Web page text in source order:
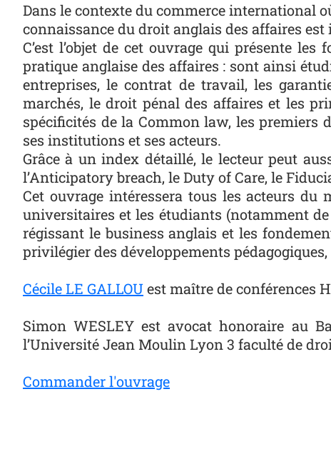
Dans le contexte du commerce international
connaissance du droit anglais des affaires
C’est l’objet de cet ouvrage qui présente
pratique anglaise des affaires : sont ainsi
entreprises, le contrat de travail, les
marchés, le droit pénal des affaires et les
spécificités de la Common law, les premiers
ses institutions et ses acteurs.
Grâce à un index détaillé, le lecteur peut
l’Anticipatory breach, le Duty of Care, le
Cet ouvrage intéressera tous les acteurs du
universitaires et les étudiants (notamment
régissant le business anglais et les
privilégier des développements
Cécile LE GALLOUest maître de conférences
Simon WESLEY est avocat honoraire au
l’Université Jean Moulin Lyon 3 faculté de
Commander l'ouvrage